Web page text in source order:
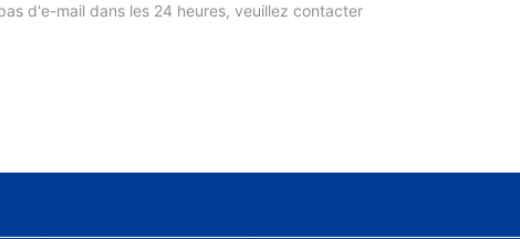
d'e-mail dans les 24 heures, veuillez contacter